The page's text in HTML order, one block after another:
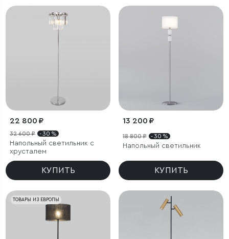
22 800 ₽
32 600 ₽ - 30 %
Напольный светильник с
хрусталем
КУПИТЬ
13 200 ₽
18 800 ₽ - 30 %
Напольный светильник
КУПИТЬ
ТОВАРЫ ИЗ ЕВРОПЫ